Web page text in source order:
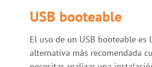
USB booteable
El uso de un USB booteable es
alternativa más recomendada